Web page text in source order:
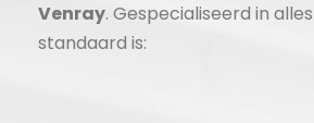
Venray. Gespecialiseerd in
standaard is: